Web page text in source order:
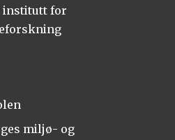
institutt for
miljø- og